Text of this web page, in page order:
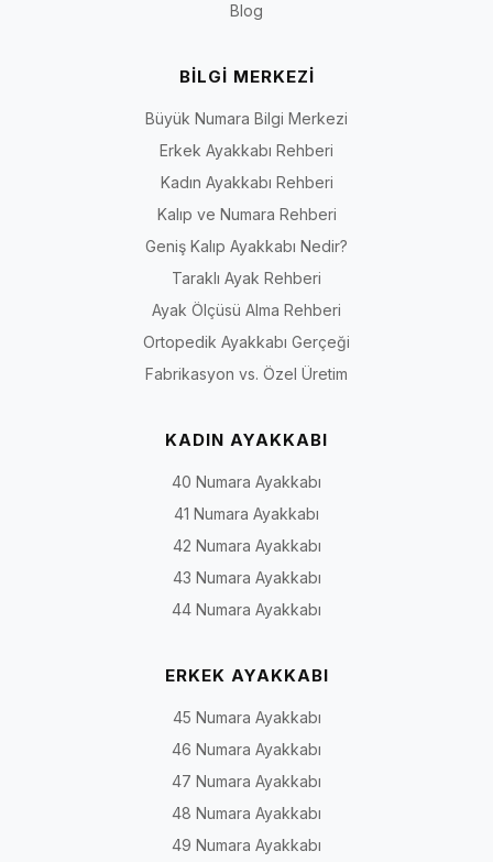
Blog
BİLGİ MERKEZİ
Büyük Numara Bilgi Merkezi
Erkek Ayakkabı Rehberi
Kadın Ayakkabı Rehberi
Kalıp ve Numara Rehberi
Geniş Kalıp Ayakkabı Nedir?
Taraklı Ayak Rehberi
Ayak Ölçüsü Alma Rehberi
Ortopedik Ayakkabı Gerçeği
Fabrikasyon vs. Özel Üretim
KADIN AYAKKABI
40 Numara Ayakkabı
41 Numara Ayakkabı
42 Numara Ayakkabı
43 Numara Ayakkabı
44 Numara Ayakkabı
ERKEK AYAKKABI
45 Numara Ayakkabı
46 Numara Ayakkabı
47 Numara Ayakkabı
48 Numara Ayakkabı
49 Numara Ayakkabı